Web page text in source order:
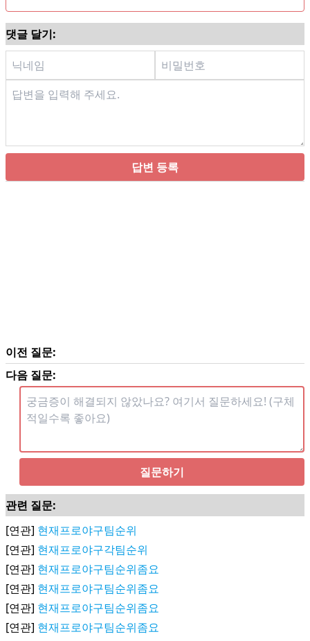
댓글 달기:
답변 등록
이전 질문:
다음 질문:
질문하기
관련 질문:
[연관] 현재프로야구팀순위
[연관] 현재프로야구각팀순위
[연관] 현재프로야구팀순위좀요
[연관] 현재프로야구팀순위좀요
[연관] 현재프로야구팀순위좀요
[연관] 현재프로야구팀순위좀요